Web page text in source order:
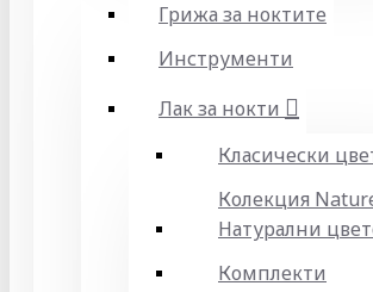
Грижа за ноктите
Инструменти
Лак за нокти
Класически
Колекция
Натурални
Комплекти